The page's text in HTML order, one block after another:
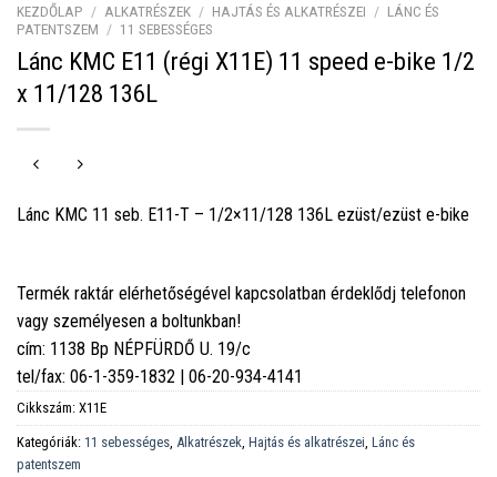
KEZDŐLAP / ALKATRÉSZEK / HAJTÁS ÉS ALKATRÉSZEI / LÁNC ÉS
PATENTSZEM / 11 SEBESSÉGES
Lánc KMC E11 (régi X11E) 11 speed e-bike 1/2
x 11/128 136L
Lánc KMC 11 seb. E11-T – 1/2×11/128 136L ezüst/ezüst e-bike
Termék raktár elérhetőségével kapcsolatban érdeklődj telefonon
vagy személyesen a boltunkban!
cím: 1138 Bp NÉPFÜRDŐ U. 19/c
tel/fax: 06-1-359-1832 | 06-20-934-4141
Cikkszám: X11E
Kategóriák: 11 sebességes, Alkatrészek, Hajtás és alkatrészei, Lánc és
patentszem